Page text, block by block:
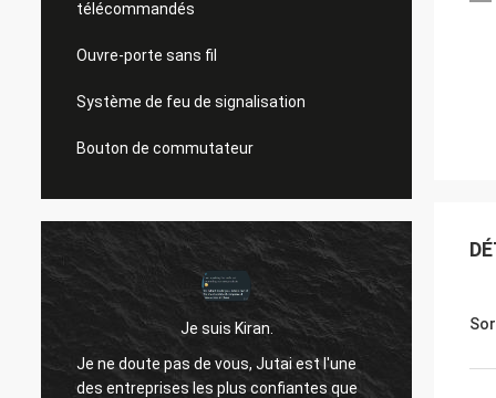
télécommandés
Ouvre-porte sans fil
Système de feu de signalisation
Bouton de commutateur
Je suis Kiran.
Je ne doute pas de vous, Jutai est l'une
des entreprises les plus confiantes que
ne